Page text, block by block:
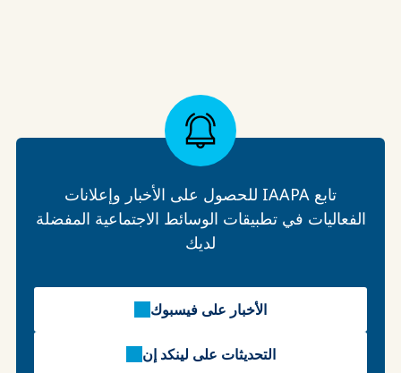
تابع IAAPA للحصول على الأخبار وإعلانات
الفعاليات في تطبيقات الوسائط الاجتماعية المفضلة
لديك
الأخبار على فيسبوك
التحديثات على لينكد إن